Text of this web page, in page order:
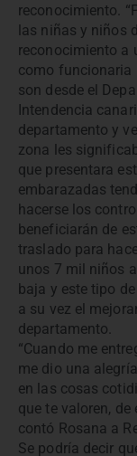
reconocimiento.
las niñas y niños
reconocimiento a
como funcionaria
son desde el
Intendencia
departamento y
zona les
que presentara
embarazadas
hacerse los
beneficiarán de
traslado para
unos 7 mil niños
baja y este tipo
a su vez el
departamento.
“Cuando me
me dio una
en las cosas
que te valoren,
contó Rosana a
Se podría decir